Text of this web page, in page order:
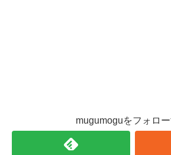
mugumoguをフォロ